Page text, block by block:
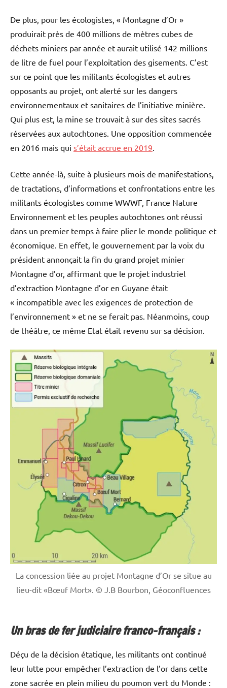
De plus, pour les écologistes, « Montagne d’Or »
produirait près de 400 millions de mètres cubes de
déchets miniers par année et aurait utilisé 142 millions
de litre de fuel pour l’exploitation des gisements. C’est
sur ce point que les militants écologistes et autres
opposants au projet, ont alerté sur les dangers
environnementaux et sanitaires de l’initiative minière.
Qui plus est, la mine se trouvait à sur des sites sacrés
réservées aux autochtones. Une opposition commencée
en 2016 mais qui s’était accrue en 2019.
Cette année-là, suite à plusieurs mois de manifestations,
de tractations, d’informations et confrontations entre les
militants écologistes comme WWWF, France Nature
Environnement et les peuples autochtones ont réussi
dans un premier temps à faire plier le monde politique et
économique. En effet, le gouvernement par la voix du
président annonçait la fin du grand projet minier
Montagne d’or, affirmant que le projet industriel
d’extraction Montagne d’or en Guyane était
« incompatible avec les exigences de protection de
l’environnement » et ne se ferait pas. Néanmoins, coup
de théâtre, ce même Etat était revenu sur sa décision.
La concession liée au projet Montagne d’Or se situe au
lieu-dit «Bœuf Mort». © J.B Bourbon, Géoconfluences
Un bras de fer judiciaire franco-français :
Déçu de la décision étatique, les militants ont continué
leur lutte pour empêcher l’extraction de l’or dans cette
zone sacrée en plein milieu du poumon vert du Monde :